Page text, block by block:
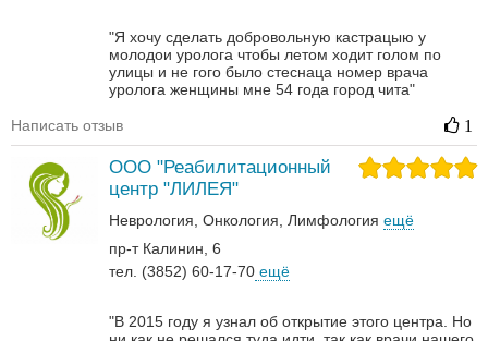
"Я хочу сделать добровольную кастрацыю у
молодои уролога чтобы летом ходит голом по
улицы и не гого было стеснаца номер врача
уролога женщины мне 54 года город чита"
Написать отзыв 1
ООО "Реабилитационный
центр "ЛИЛЕЯ"
Неврология‎ Онкология‎ Лимфология ещё
пр-т Калинин, 6
тел. (3852) 60-17-70 ещё
"В 2015 году я узнал об открытие этого центра. Но